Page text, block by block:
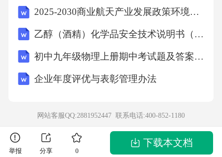
警戒范围不足等），分析事故链成因，强化学
员对“关键三秒”（起爆前检查、撤离确认、哑炮
处置）的决策能力。应急响应与案例解析在数
字孪生平台中模拟复杂环境（如高硫矿床、多
跟踪机制以“理论-虚拟-实景”三阶段递进式培训
2025-2030商业航天产业发展政策环境与市场增长空间报告
乙醇（酒精）化学品安全技术说明书（MSDS-SDS）
初中九年级物理上册期中考试题及答案【完整版】
企业年度评优与表彰管理办法
网站客服QQ:2881952447 联系电话:400-852-1180
举报 分享 0
下载本文档